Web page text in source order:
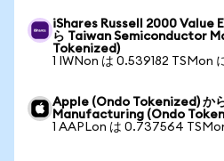
iShares Russell 2000 Value
ら Taiwan Semiconductor
Tokenized)
1 IWNon は 0.539182 TSMon
Apple (Ondo Tokenized) か
Manufacturing (Ondo
1 AAPLon は 0.737564